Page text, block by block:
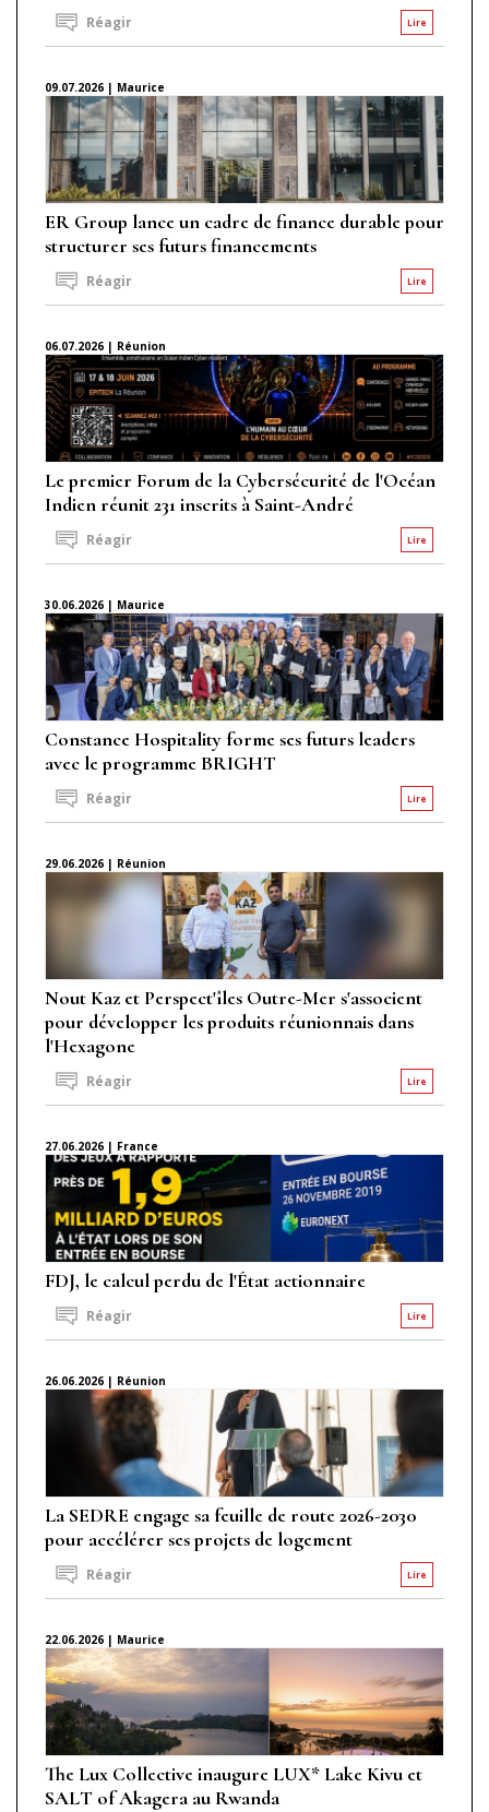
Lire
Réagir
09.07.2026 | Maurice
ER Group lance un cadre de finance durable pour
structurer ses futurs financements
Lire
Réagir
06.07.2026 | Réunion
Le premier Forum de la Cybersécurité de l'Océan
Indien réunit 231 inscrits à Saint-André
Lire
Réagir
30.06.2026 | Maurice
Constance Hospitality forme ses futurs leaders
avec le programme BRIGHT
Lire
Réagir
29.06.2026 | Réunion
Nout Kaz et Perspect'îles Outre-Mer s'associent
pour développer les produits réunionnais dans
l'Hexagone
Lire
Réagir
27.06.2026 | France
FDJ, le calcul perdu de l'État actionnaire
Lire
Réagir
26.06.2026 | Réunion
La SEDRE engage sa feuille de route 2026-2030
pour accélérer ses projets de logement
Lire
Réagir
22.06.2026 | Maurice
The Lux Collective inaugure LUX* Lake Kivu et
SALT of Akagera au Rwanda